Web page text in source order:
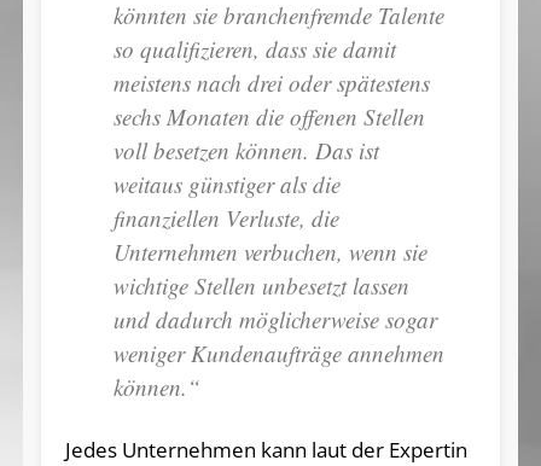
könnten sie branchenfremde Talente
so qualifizieren, dass sie damit
meistens nach drei oder spätestens
sechs Monaten die offenen Stellen
voll besetzen können. Das ist
weitaus günstiger als die
finanziellen Verluste, die
Unternehmen verbuchen, wenn sie
wichtige Stellen unbesetzt lassen
und dadurch möglicherweise sogar
weniger Kundenaufträge annehmen
können.“
Jedes Unternehmen kann laut der Expertin